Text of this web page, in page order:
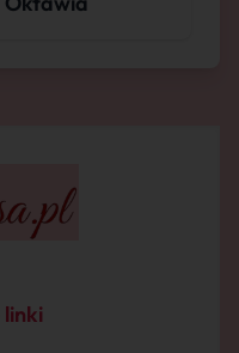
linki